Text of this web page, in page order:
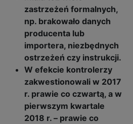
zastrzeżeń formalnych,
np. brakowało danych
producenta lub
importera, niezbędnych
ostrzeżeń czy instrukcji.
W efekcie kontrolerzy
zakwestionowali w 2017
r. prawie co czwartą, a w
pierwszym kwartale
2018 r. – prawie co